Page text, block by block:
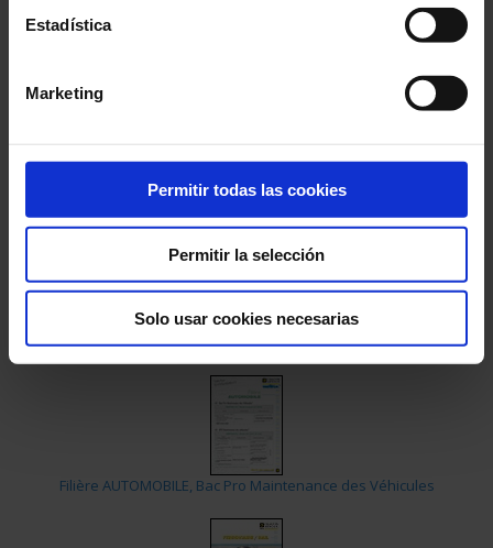
Estadística
Marketing
Permitir todas las cookies
Permitir la selección
Solo usar cookies necesarias
BTS métiers
de la mesure
Filière AUTOMOBILE, Bac Pro Maintenance des Véhicules